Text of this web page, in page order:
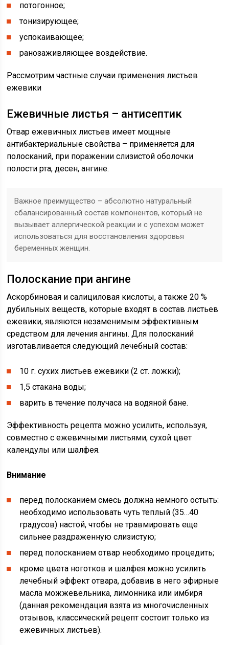
потогонное;
тонизирующее;
успокаивающее;
ранозаживляющее воздействие.
Рассмотрим частные случаи применения листьев
ежевики
Ежевичные листья – антисептик
Отвар ежевичных листьев имеет мощные
антибактериальные свойства – применяется для
полосканий, при поражении слизистой оболочки
полости рта, десен, ангине.
Важное преимущество – абсолютно натуральный
сбалансированный состав компонентов, который не
вызывает аллергической реакции и с успехом может
использоваться для восстановления здоровья
беременных женщин.
Полоскание при ангине
Аскорбиновая и салициловая кислоты, а также 20 %
дубильных веществ, которые входят в состав листьев
ежевики, являются незаменимым эффективным
средством для лечения ангины. Для полосканий
изготавливается следующий лечебный состав:
10 г. сухих листьев ежевики (2 ст. ложки);
1,5 стакана воды;
варить в течение получаса на водяной бане.
Эффективность рецепта можно усилить, используя,
совместно с ежевичными листьями, сухой цвет
календулы или шалфея.
Внимание
перед полосканием смесь должна немного остыть:
необходимо использовать чуть теплый (35…40
градусов) настой, чтобы не травмировать еще
сильнее раздраженную слизистую;
перед полосканием отвар необходимо процедить;
кроме цвета ноготков и шалфея можно усилить
лечебный эффект отвара, добавив в него эфирные
масла можжевельника, лимонника или имбиря
(данная рекомендация взята из многочисленных
отзывов, классический рецепт состоит только из
ежевичных листьев).